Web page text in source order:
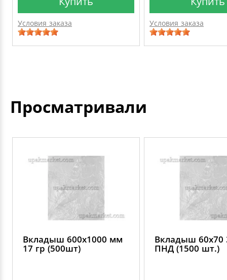
Условия заказа Условия заказа
Просматривали
Вкладыш 600х1000 мм
17 гр (500шт)
Вкладыш 60х70
ПНД (1500 шт.)